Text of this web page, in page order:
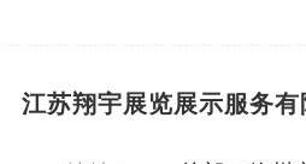
江苏翔宇展览展示服务有